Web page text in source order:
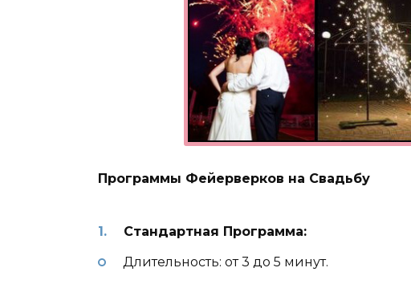
Программы Фейерверков на Свадьбу
Стандартная Программа:
Длительность: от 3 до 5 минут.